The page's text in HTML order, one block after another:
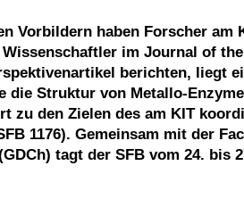
Vorbildern haben Forscher
im Journal of
berichten, liegt
die Struktur von Metallo-
zu den Zielen des am KIT
1176). Gemeinsam mit der
tagt der SFB vom 24. bis